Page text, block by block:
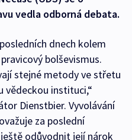
vedla odborná debata.
dnech kolem
bolševismus.
stejné metody ve střetu
vědeckou instituci,“
Dienstbier. Vyvolávání
za poslední
odůvodnit její nárok